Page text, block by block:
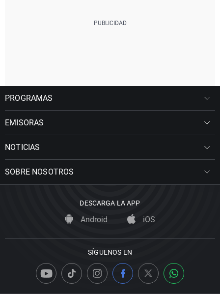
PROGRAMAS
EMISORAS
NOTICIAS
SOBRE NOSOTROS
DESCARGA LA APP
Android iOS
SÍGUENOS EN